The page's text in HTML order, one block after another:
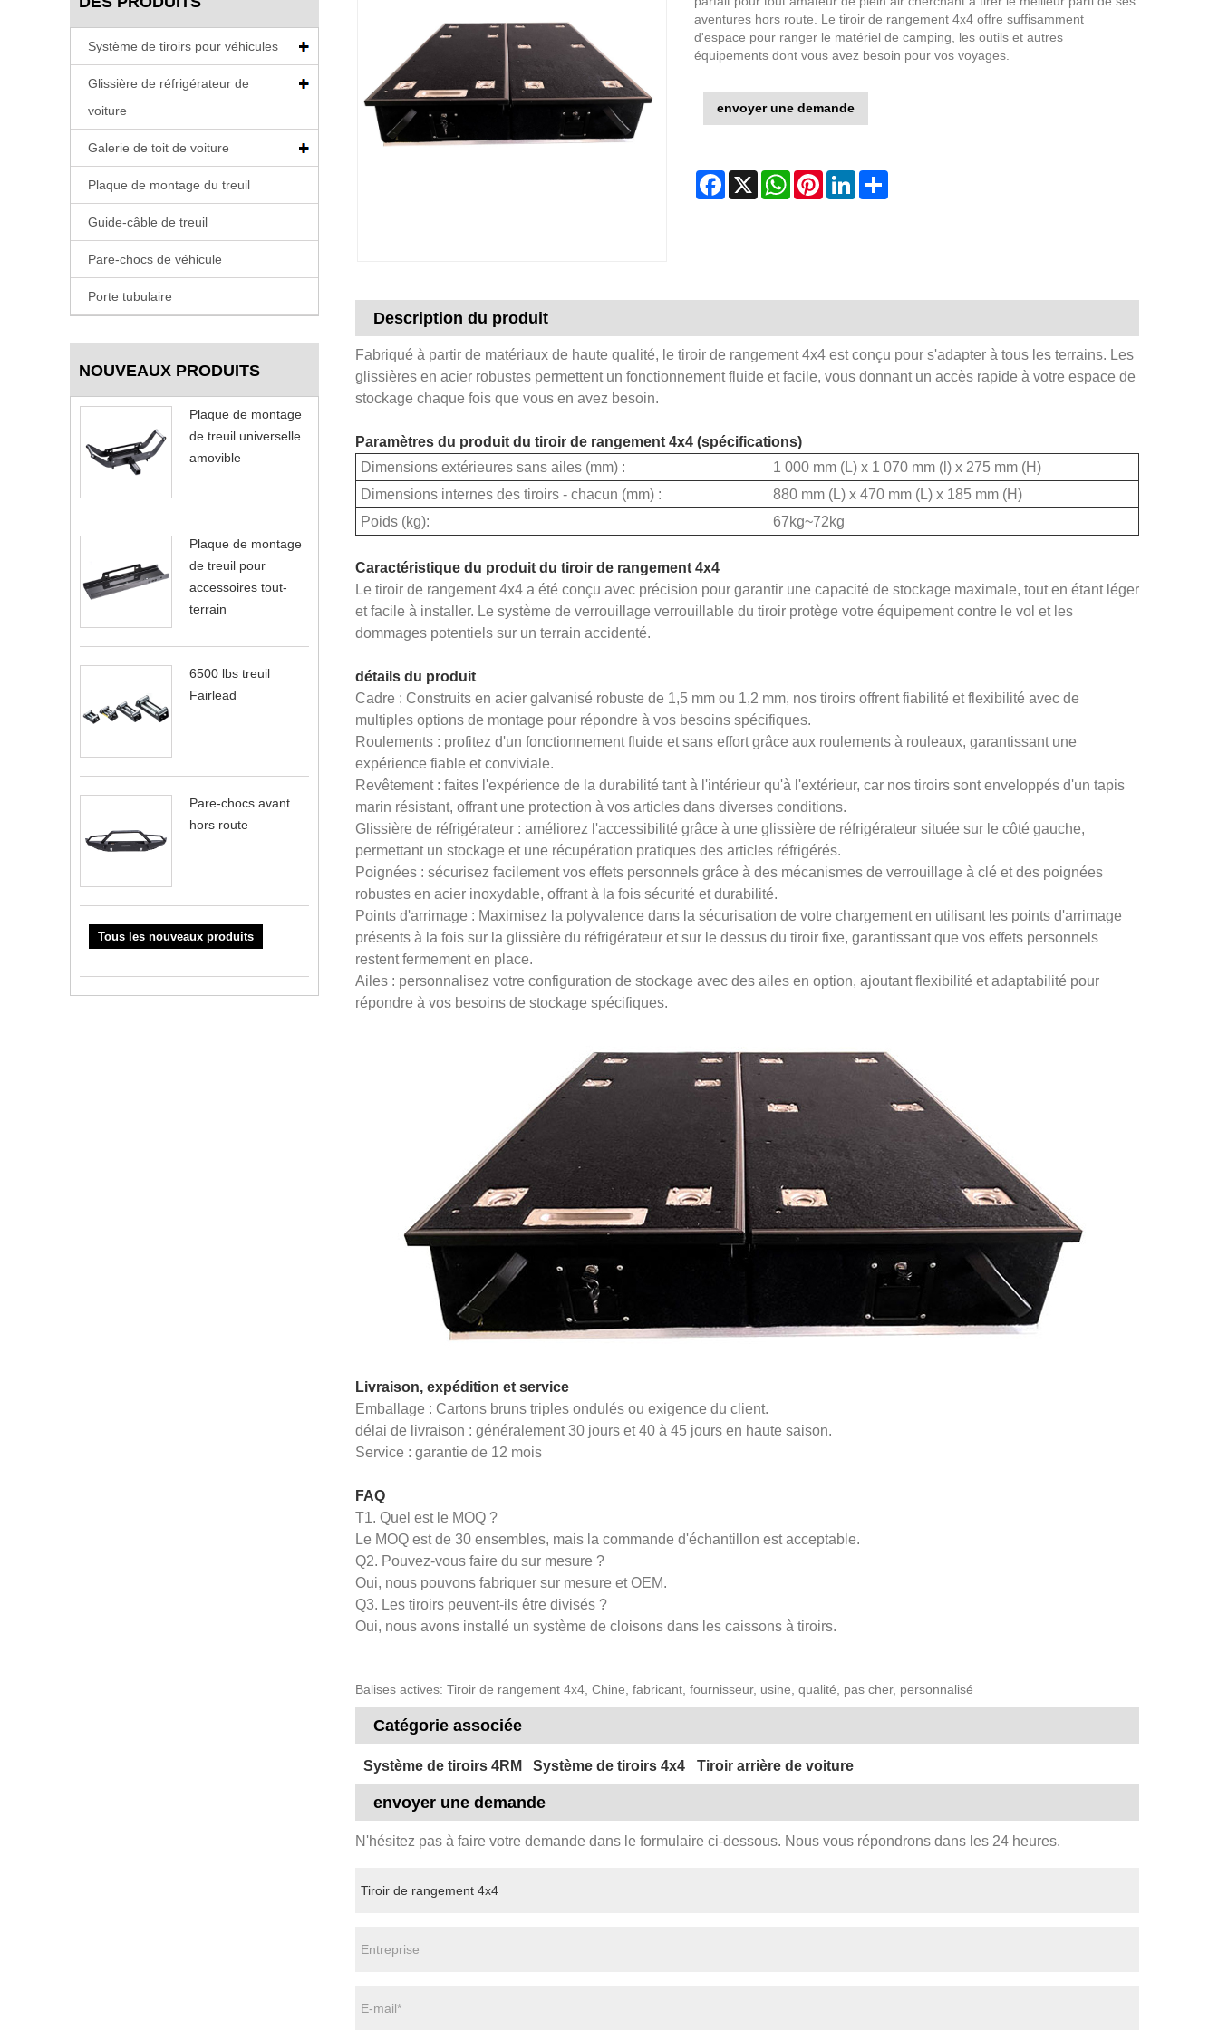
Système de tiroirs pour véhicules
Glissière de réfrigérateur de
voiture
Galerie de toit de voiture
Plaque de montage du treuil
Guide-câble de treuil
Pare-chocs de véhicule
Porte tubulaire
NOUVEAUX PRODUITS
Plaque de montage
de treuil universelle
amovible
Plaque de montage
de treuil pour
accessoires tout-
terrain
6500 lbs treuil
Fairlead
Pare-chocs avant
hors route
Tous les nouveaux produits
aventures hors route. Le tiroir de rangement 4x4 offre suffisamment
d'espace pour ranger le matériel de camping, les outils et autres
équipements dont vous avez besoin pour vos voyages.
envoyer une demande
Facebook
X WhatsAppPinterestLinkedInShare
Description du produit
Fabriqué à partir de matériaux de haute qualité, le tiroir de rangement 4x4 est conçu pour s'adapter à tous les terrains. Les
glissières en acier robustes permettent un fonctionnement fluide et facile, vous donnant un accès rapide à votre espace de
stockage chaque fois que vous en avez besoin.
Paramètres du produit du tiroir de rangement 4x4 (spécifications)
Dimensions extérieures sans ailes (mm) :
1 000 mm (L) x 1 070 mm (l) x 275 mm (H)
Dimensions internes des tiroirs - chacun (mm) :
880 mm (L) x 470 mm (L) x 185 mm (H)
Poids (kg):
67kg~72kg
Caractéristique du produit du tiroir de rangement 4x4
Le tiroir de rangement 4x4 a été conçu avec précision pour garantir une capacité de stockage maximale, tout en étant léger
et facile à installer. Le système de verrouillage verrouillable du tiroir protège votre équipement contre le vol et les
dommages potentiels sur un terrain accidenté.
détails du produit
Cadre : Construits en acier galvanisé robuste de 1,5 mm ou 1,2 mm, nos tiroirs offrent fiabilité et flexibilité avec de
multiples options de montage pour répondre à vos besoins spécifiques.
Roulements : profitez d'un fonctionnement fluide et sans effort grâce aux roulements à rouleaux, garantissant une
expérience fiable et conviviale.
Revêtement : faites l'expérience de la durabilité tant à l'intérieur qu'à l'extérieur, car nos tiroirs sont enveloppés d'un tapis
marin résistant, offrant une protection à vos articles dans diverses conditions.
Glissière de réfrigérateur : améliorez l'accessibilité grâce à une glissière de réfrigérateur située sur le côté gauche,
permettant un stockage et une récupération pratiques des articles réfrigérés.
Poignées : sécurisez facilement vos effets personnels grâce à des mécanismes de verrouillage à clé et des poignées
robustes en acier inoxydable, offrant à la fois sécurité et durabilité.
Points d'arrimage : Maximisez la polyvalence dans la sécurisation de votre chargement en utilisant les points d'arrimage
présents à la fois sur la glissière du réfrigérateur et sur le dessus du tiroir fixe, garantissant que vos effets personnels
restent fermement en place.
Ailes : personnalisez votre configuration de stockage avec des ailes en option, ajoutant flexibilité et adaptabilité pour
répondre à vos besoins de stockage spécifiques.
Livraison, expédition et service
Emballage : Cartons bruns triples ondulés ou exigence du client.
délai de livraison : généralement 30 jours et 40 à 45 jours en haute saison.
Service : garantie de 12 mois
FAQ
T1. Quel est le MOQ ?
Le MOQ est de 30 ensembles, mais la commande d'échantillon est acceptable.
Q2. Pouvez-vous faire du sur mesure ?
Oui, nous pouvons fabriquer sur mesure et OEM.
Q3. Les tiroirs peuvent-ils être divisés ?
Oui, nous avons installé un système de cloisons dans les caissons à tiroirs.
Balises actives: Tiroir de rangement 4x4, Chine, fabricant, fournisseur, usine, qualité, pas cher, personnalisé
Catégorie associée
Système de tiroirs 4RM Système de tiroirs 4x4 Tiroir arrière de voiture
envoyer une demande
N'hésitez pas à faire votre demande dans le formulaire ci-dessous. Nous vous répondrons dans les 24 heures.